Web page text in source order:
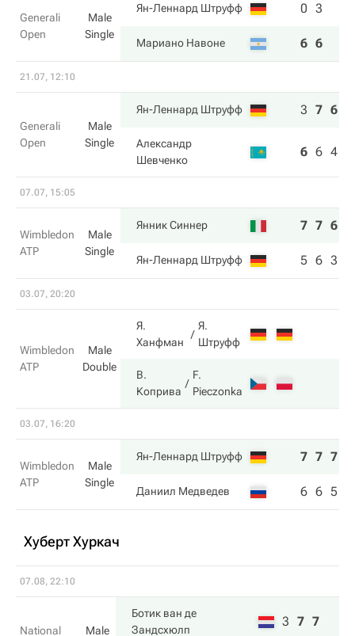
Generali
Open
Male
Single
Ян-Леннард Штруфф 0 3
Мариано Навоне 6 6
21.07, 12:10
Generali
Open
Male
Single
Ян-Леннард Штруфф 3 7 6
Александр
Шевченко
6 6 4
07.07, 15:05
Wimbledon
ATP
Male
Single
Янник Синнер 7 7 6
Ян-Леннард Штруфф 5 6 3
03.07, 20:20
Wimbledon
ATP
Male
Double
Я.
Ханфман
Я.
Штруфф
В.
Коприва
F.
Pieczonka
03.07, 16:20
Wimbledon
ATP
Male
Single
Ян-Леннард Штруфф 7 7 7
Даниил Медведев 6 6 5
Хуберт Хуркач
07.08, 22:10
National Male
Ботик ван де
Зандсхюлп
3 7 7